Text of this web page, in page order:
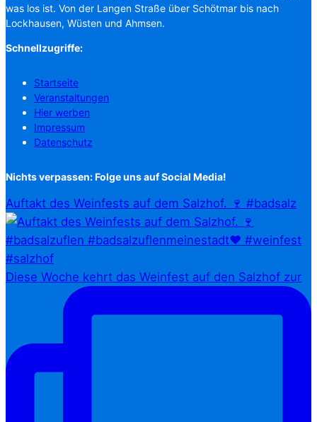
was los ist. Von der Langen Straße über Schötmar bis nach
Lockhausen, Wüsten und Ahmsen.
Schnellzugriffe:
Startseite
Veranstaltungen
Hier werben
Impressum
Datenschutz
Nichts verpassen: Folge uns auf Social Media!
Auftakt des Weinfests auf dem Salzhof. 🍷 #badsalz
Diese Woche kehrt das Weinfest auf den Salzhof zur